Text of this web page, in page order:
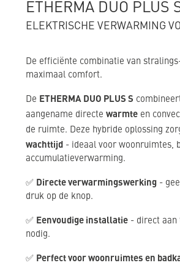
ETHERMA DUO PLUS
ELEKTRISCHE VERWARMING
De efficiënte combinatie van
maximaal comfort.
De ETHERMA DUO PLUS S
aangename directe warmte en
de ruimte. Deze hybride oplossing
wachttijd - ideaal voor woonruimtes,
accumulatieverwarming.
✅ Directe verwarmingswerking -
druk op de knop.
✅ Eenvoudige installatie - direct aan
nodig.
✅ Perfect voor woonruimtes en